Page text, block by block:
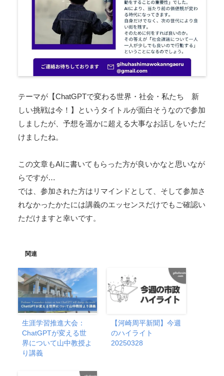
テーマが【ChatGPTで変わる世界・社会・私たち 新
しい挑戦は今！】というタイトルが面白そうなので参加
しましたが、予想を遥かに超える大事なお話しをいただ
けましたね。
この文章もAIに書いてもらった方が良いかなと思いなが
らですが…
では、参加された方はリマインドとして、そして参加さ
れなかったかたには講義のエッセンスだけでもご確認い
ただけますと幸いです。
関連
生涯学習推進大会：
ChatGPTが変える世
界について山中教授よ
り講義
【河崎周平新聞】今週
のハイライト
20250328